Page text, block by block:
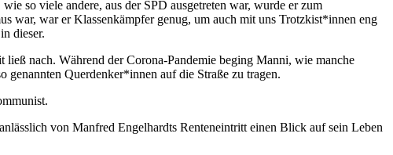
so viele andere, aus der SPD ausgetreten war, wurde er zum
war, war er Klassenkämpfer genug, um auch mit uns Trotzkist*innen eng
dieser.
nach. Während der Corona-Pandemie beging Manni, wie manche
genannten Querdenker*innen auf die Straße zu tragen.
von Manfred Engelhardts Renteneintritt einen Blick auf sein Leben